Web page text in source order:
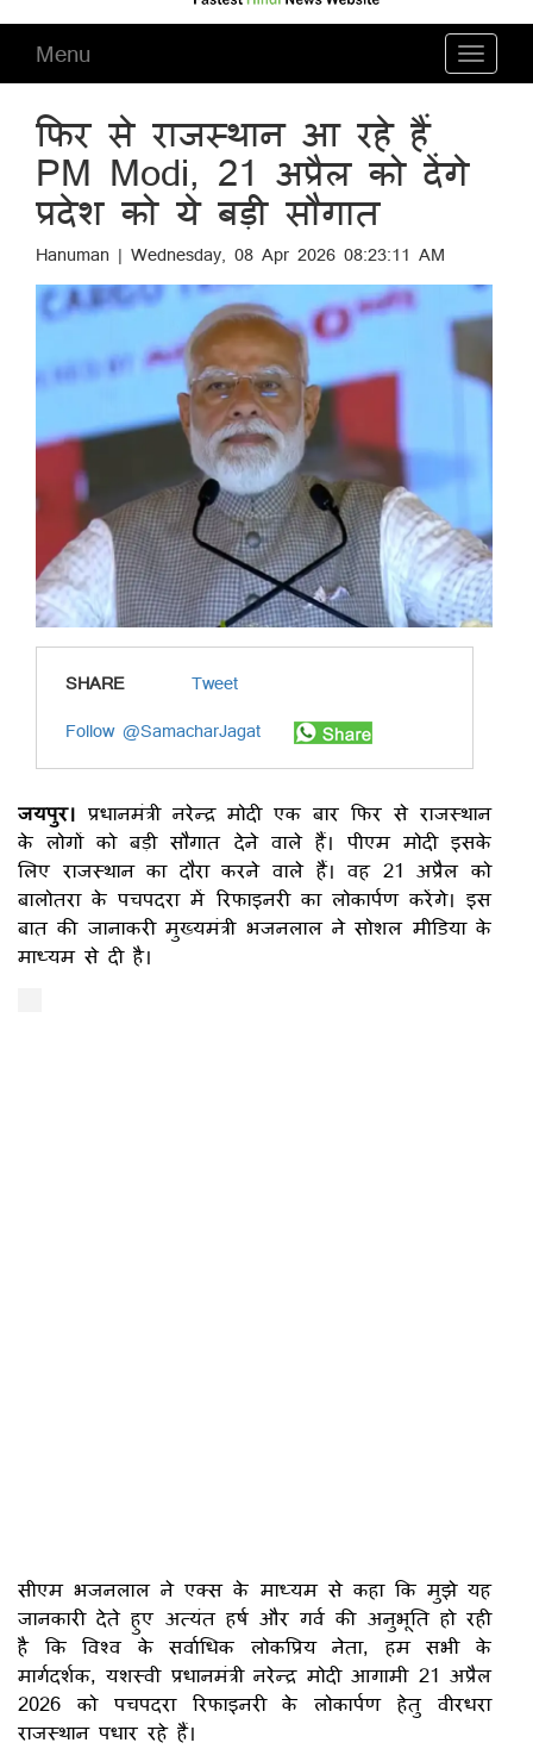
Toggle
Menu
फिर से राजस्थान आ रहे हैं
PM Modi, 21 अप्रैल को देंगे
प्रदेश को ये बड़ी सौगात
Hanuman | Wednesday, 08 Apr 2026 08:23:11 AM
SHARE
Tweet
Follow @SamacharJagat
जयपुर। प्रधानमंत्री नरेन्द्र मोदी एक बार फिर से राजस्थान
के लोगों को बड़ी सौगात देने वाले हैं। पीएम मोदी इसके
लिए राजस्थान का दौरा करने वाले हैं। वह 21 अप्रैल को
बालोतरा के पचपदरा में रिफाइनरी का लोकार्पण करेंगे। इस
बात की जानाकरी मुख्यमंत्री भजनलाल ने सोशल मीडिया के
माध्यम से दी है।
सीएम भजनलाल ने एक्स के माध्यम से कहा कि मुझे यह
जानकारी देते हुए अत्यंत हर्ष और गर्व की अनुभूति हो रही
है कि विश्व के सर्वाधिक लोकप्रिय नेता, हम सभी के
मार्गदर्शक, यशस्वी प्रधानमंत्री नरेन्द्र मोदी आगामी 21 अप्रैल
2026 को पचपदरा रिफाइनरी के लोकार्पण हेतु वीरधरा
राजस्थान पधार रहे हैं।